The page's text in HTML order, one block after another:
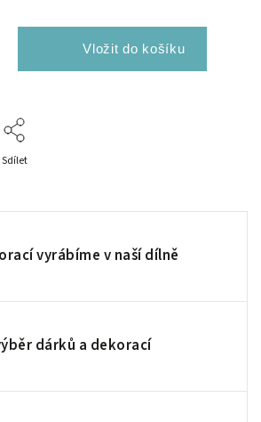
Sdílet
vyrábíme v naší dílně
dárků a dekorací